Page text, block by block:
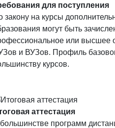
для поступления
закону на курсы
могут быть
или высшее
и ВУЗов. Профиль
курсов.
аттестация
программ